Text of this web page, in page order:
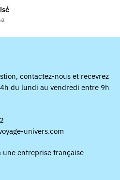
contactez-nous et recevrez
du lundi au vendredi entre 9h
univers.com
une entreprise française